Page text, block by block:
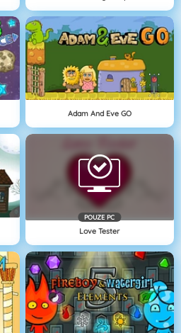
Adam And Eve GO
POUZE PC
Love Tester